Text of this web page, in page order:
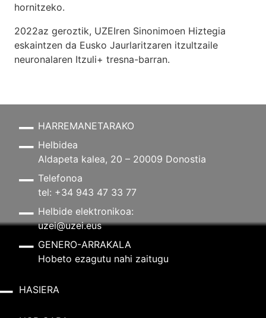
hornitzeko.
2022az geroztik, UZEIren Sinonimoen Hiztegia
eskaintzen da Eusko Jaurlaritzaren itzultzaile
neuronalaren Itzuli+ tresna-barran.
HARREMANETARAKO
Helbidea
Aldapeta kalea, 20 – 20009 Donostia
Telefonoa
tel: +34 943 47 33 77
Helbide elektronikoa:
uzei@uzei.eus
GENERO-ARRAKALA
Hobeto ezagutu nahi zaitugu
HASIERA